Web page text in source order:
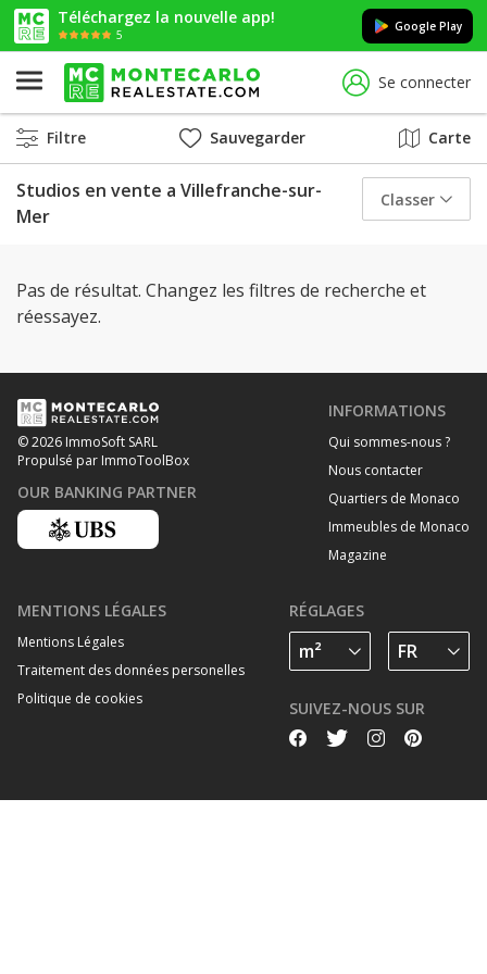
Téléchargez la nouvelle app!
5
Google Play
Se connecter
Filtre Sauvegarder Carte
Studios en vente a Villefranche-sur-
Mer
Classer
Pas de résultat. Changez les filtres de recherche et
réessayez.
© 2026 ImmoSoft SARL
Propulsé par ImmoToolBox
OUR BANKING PARTNER
INFORMATIONS
Qui sommes-nous ?
Nous contacter
Quartiers de Monaco
Immeubles de Monaco
Magazine
MENTIONS LÉGALES
Mentions Légales
Traitement des données personelles
Politique de cookies
RÉGLAGES
SUIVEZ-NOUS SUR